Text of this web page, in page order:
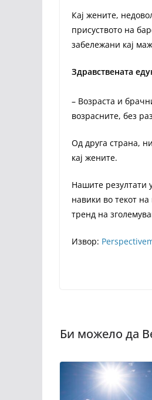
Кај жените,
присуството на
забележани кај
Здравствената
– Возрастa и
возрасните, без
Од друга страна,
кај жените.
Нашите резултати
навики во текот
тренд на
Извор: